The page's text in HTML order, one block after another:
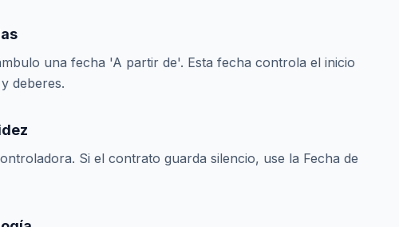
una fecha 'A partir de'. Esta fecha controla el inicio
deberes.
Si el contrato guarda silencio, use la Fecha de